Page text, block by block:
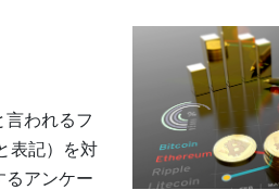
言われるフ
表記）を対
るアンケー